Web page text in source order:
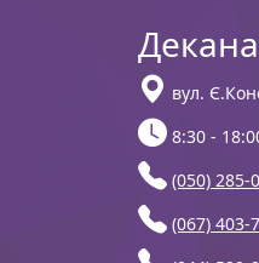
вул.
8:30 -
(050) 285-
(067) 403-